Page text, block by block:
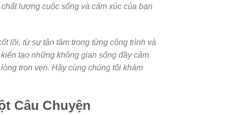
lượng cuộc sống và cảm xúc của bạn
lõi, từ sự tận tâm trong từng công trình và
tạo những không gian sống đầy cảm
trọn vẹn. Hãy cùng chúng tôi khám
Câu Chuyện